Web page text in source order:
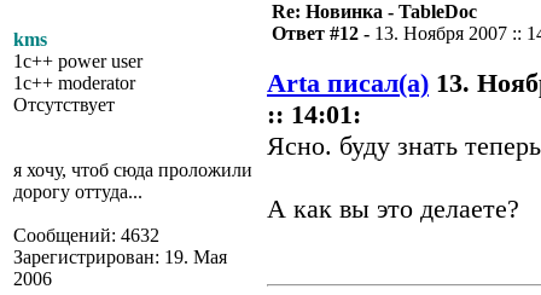
kms
1c++ power user
1c++ moderator
Отсутствует
я хочу, чтоб сюда проложили
дорогу оттуда...
Сообщений: 4632
Зарегистрирован: 19. Мая
2006
Re: Новинка - TableDoc
Ответ #12 - 13. Ноября 2007 ::
Arta писал(а) 13.
:: 14:01:
Ясно. буду знать теперь
А как вы это делаете?